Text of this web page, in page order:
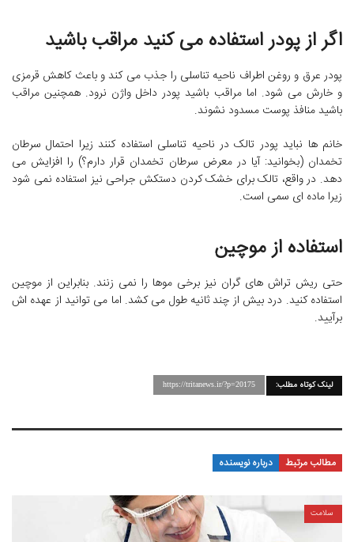
اگر از پودر استفاده می کنید مراقب باشید
پودر عرق و روغن اطراف ناحیه تناسلی را جذب می کند و باعث کاهش قرمزی
و خارش می شود. اما مراقب باشید پودر داخل واژن نرود. همچنین مراقب
باشید منافذ پوست مسدود نشوند.
خانم ها نباید پودر تالک در ناحیه تناسلی استفاده کنند زیرا احتمال سرطان
تخمدان (بخوانید: آیا در معرض سرطان تخمدان قرار دارم؟) را افزایش می
دهد. در واقع، تالک برای خشک کردن دستکش جراحی نیز استفاده نمی شود
زیرا ماده ای سمی است.
استفاده از موچین
حتی ریش تراش های گران نیز برخی موها را نمی زنند. بنابراین از موچین
استفاده کنید. درد بیش از چند ثانیه طول می کشد. اما می توانید از عهده اش
برآیید.
لینک کوتاه مطلب: https://tritanews.ir/?p=20175
مطالب مرتبط درباره نویسنده
سلامت